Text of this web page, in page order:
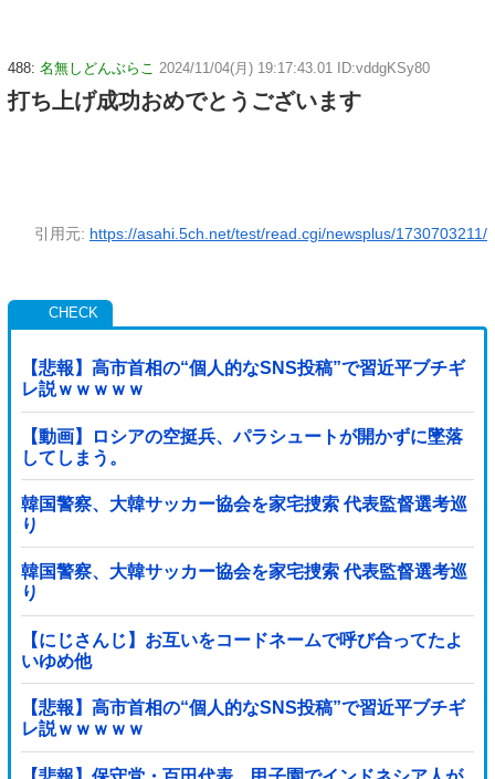
488: 名無しどんぶらこ 2024/11/04(月) 19:17:43.01 ID:vddgKSy80
打ち上げ成功おめでとうございます
引用元: https://asahi.5ch.net/test/read.cgi/newsplus/1730703211/
【悲報】高市首相の“個人的なSNS投稿”で習近平ブチギ
レ説ｗｗｗｗｗ
【動画】ロシアの空挺兵、パラシュートが開かずに墜落
してしまう。
韓国警察、大韓サッカー協会を家宅捜索 代表監督選考巡
り
韓国警察、大韓サッカー協会を家宅捜索 代表監督選考巡
り
【にじさんじ】お互いをコードネームで呼び合ってたよ
いゆめ他
【悲報】高市首相の“個人的なSNS投稿”で習近平ブチギ
レ説ｗｗｗｗｗ